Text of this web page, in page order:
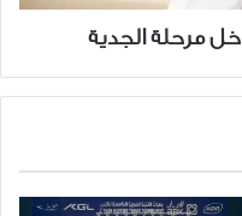
مرحلة الجدية